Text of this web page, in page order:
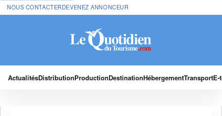
NOUS CONTACTERDEVENEZ ANNONCEUR
ActualitésDistributionProductionDestinationHébergementTransport